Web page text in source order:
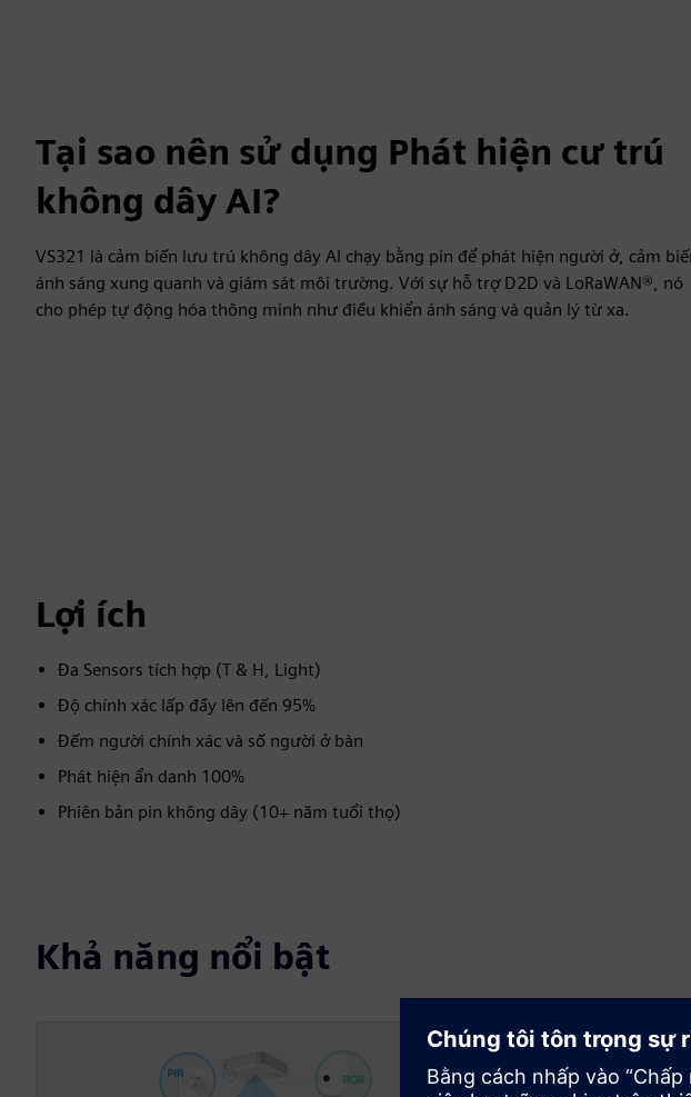
Tại sao nên sử dụng Phát hiện cư trú
không dây AI?
VS321 là cảm biến lưu trú không dây AI chạy bằng pin để phát hiện người ở, cảm
ánh sáng xung quanh và giám sát môi trường. Với sự hỗ trợ D2D và LoRaWAN®, nó
cho phép tự động hóa thông minh như điều khiển ánh sáng và quản lý từ xa.
Lợi ích
Đa Sensors tích hợp (T & H, Light)
Độ chính xác lấp đầy lên đến 95%
Đếm người chính xác và số người ở bàn
Phát hiện ẩn danh 100%
Phiên bản pin không dây (10+ năm tuổi thọ)
Khả năng nổi bật